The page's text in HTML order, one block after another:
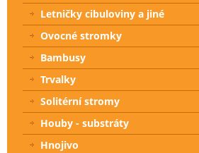
Letničky cibuloviny a jiné
Ovocné stromky
Bambusy
Trvalky
Solitérní stromy
Houby - substráty
Hnojivo